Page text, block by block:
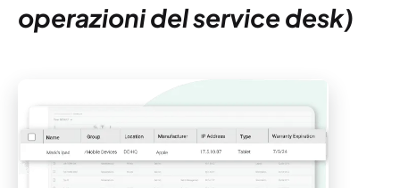
operazioni del service desk)